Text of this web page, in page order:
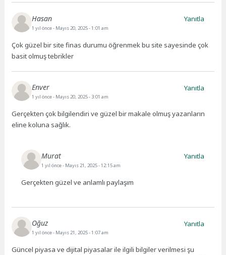
Hasan
1 yıl önce- Mayıs 20, 2025 - 1:01 am
Çok güzel bir site finas durumu öğrenmek bu site sayesinde çok
basit olmuş tebrikler
Yanıtla
Enver
1 yıl önce- Mayıs 20, 2025 - 3:01 am
Gerçekten çok bilgilendiri ve güzel bir makale olmuş yazanların
eline koluna sağlık.
Yanıtla
Murat
1 yıl önce- Mayıs 21, 2025 - 12:15 am
Gerçekten güzel ve anlamlı paylaşım
Yanıtla
Oğuz
1 yıl önce- Mayıs 21, 2025 - 1:07 am
Güncel piyasa ve dijital piyasalar ile ilgili bilgiler verilmesi şu
Yanıtla